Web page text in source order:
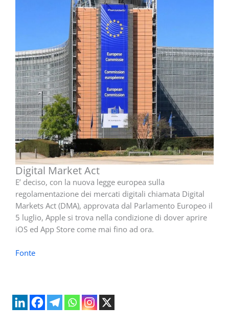
Digital Market Act
E’ deciso, con la nuova legge europea sulla
regolamentazione dei mercati digitali chiamata Digital
Markets Act (DMA), approvata dal Parlamento Europeo il
5 luglio, Apple si trova nella condizione di dover aprire
iOS ed App Store come mai fino ad ora.
Fonte